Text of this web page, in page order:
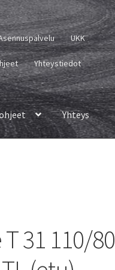
UKK
Yhteystiedot
Yhteys
31 110/80